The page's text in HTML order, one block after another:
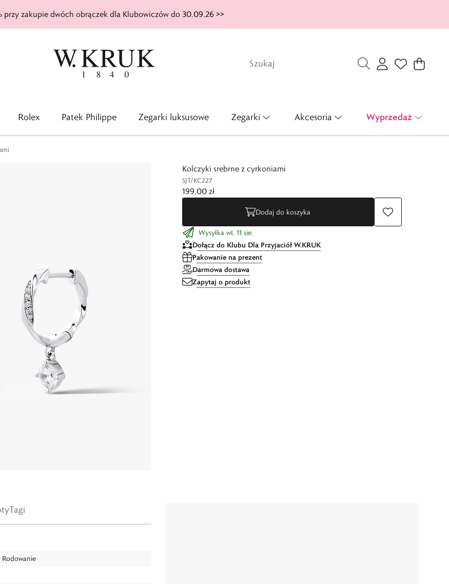
przy zakupie dwóch obrączek dla Klubowiczów do 30.09.26 >>
Rolex Patek Philippe Zegarki luksusowe Zegarki Akcesoria Wyprzedaż
Kolczyki srebrne z cyrkoniami
SJT/KC227
199,00 zł
Dodaj do koszyka
Wysyłka wt. 11 sie.
Dołącz do Klubu Dla Przyjaciół W.KRUK
Pakowanie na prezent
Darmowa dostawa
Zapytaj o produkt
Tagi